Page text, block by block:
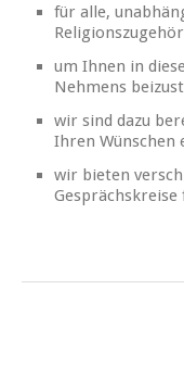
für alle,
um Ihnen in
Nehmens
wir sind dazu
Ihren Wünschen
wir bieten